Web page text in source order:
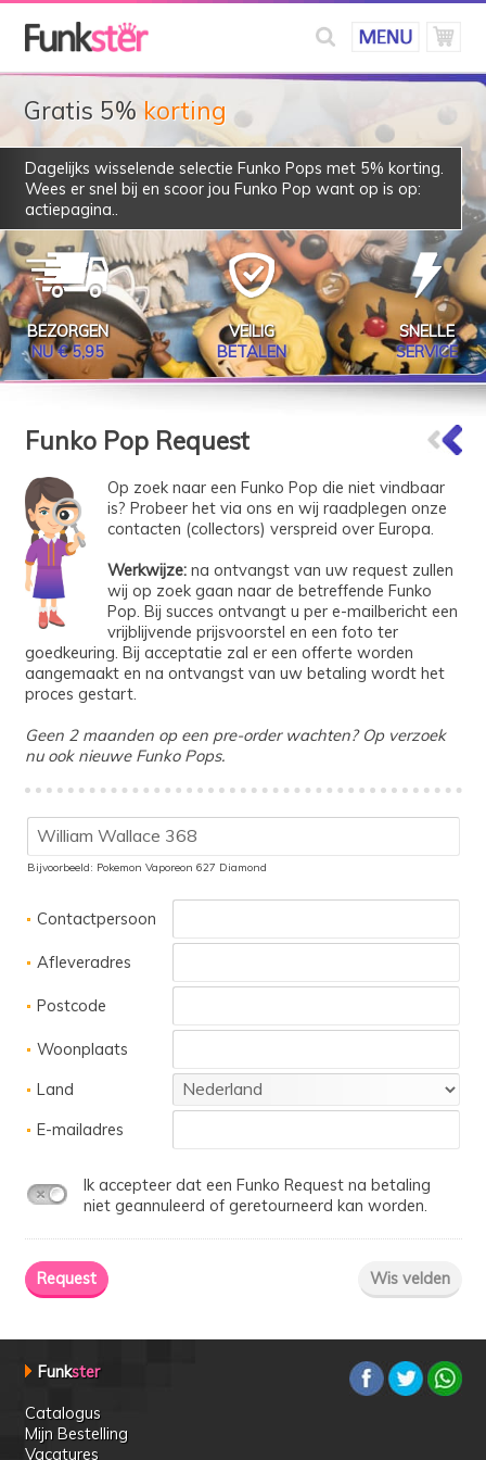
Gratis 5% korting
Dagelijks wisselende selectie Funko Pops met 5% korting.
Wees er snel bij en scoor jou Funko Pop want op is op:
actiepagina..
BEZORGEN
NU € 5,95
VEILIG
BETALEN
SNELLE
SERVICE
Funko Pop Request
Op zoek naar een Funko Pop die niet vindbaar
is? Probeer het via ons en wij raadplegen onze
contacten (collectors) verspreid over Europa.
Werkwijze: na ontvangst van uw request zullen
wij op zoek gaan naar de betreffende Funko
Pop. Bij succes ontvangt u per e-mailbericht een
vrijblijvende prijsvoorstel en een foto ter
goedkeuring. Bij acceptatie zal er een offerte worden
aangemaakt en na ontvangst van uw betaling wordt het
proces gestart.
Geen 2 maanden op een pre-order wachten? Op verzoek
nu ook nieuwe Funko Pops.
Bijvoorbeeld: Pokemon Vaporeon 627 Diamond
Contactpersoon
Afleveradres
Postcode
Woonplaats
Land
E-mailadres
Ik accepteer dat een Funko Request na betaling
niet geannuleerd of geretourneerd kan worden.
Funkster
Catalogus
Mijn Bestelling
Vacatures